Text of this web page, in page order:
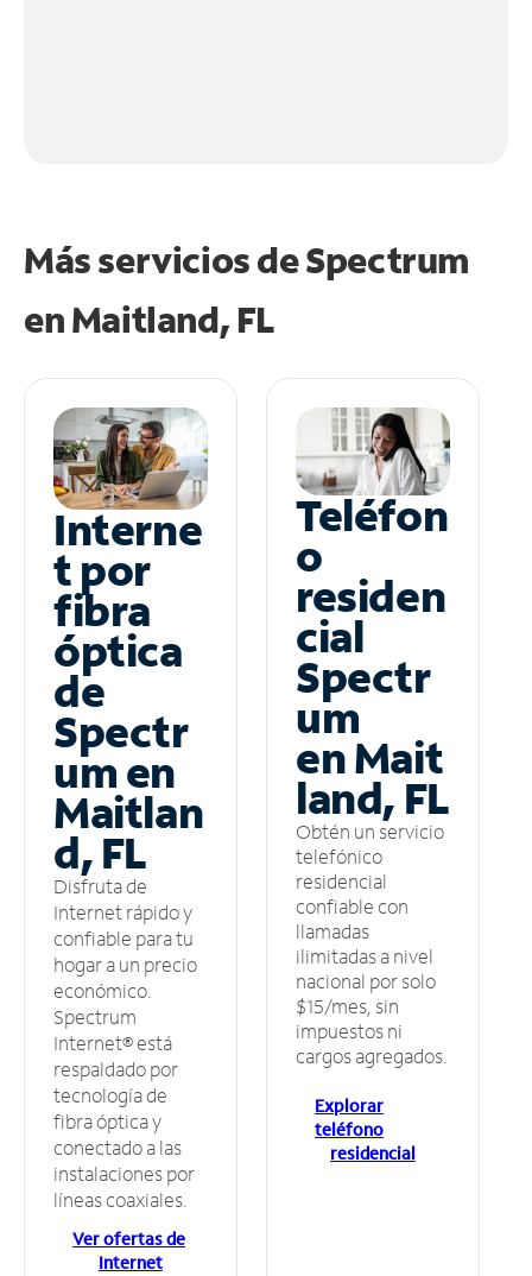
Más servicios de Spectrum
enMaitland, FL
Interne
t por
fibra
óptica
de
Spectr
um en
Maitlan
d, FL
Disfruta de
Internet rápido y
confiable para tu
hogar a un precio
económico.
Spectrum
Internet® está
respaldado por
tecnología de
fibra óptica y
conectado a las
instalaciones por
líneas coaxiales.
Ver ofertas de
Internet
Teléfon
o
residen
cial
Spectr
um
en Mait
land, FL
Obtén un servicio
telefónico
residencial
confiable con
llamadas
ilimitadas a nivel
nacional por solo
$15/mes, sin
impuestos ni
cargos agregados.
Explorar
teléfono
residencial